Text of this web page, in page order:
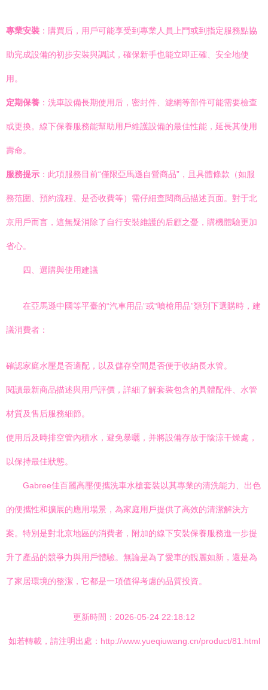
專業安裝 ：購買后，用戶可能享受到專業人員上門或到指定服務點協
助完成設備的初步安裝與調試，確保新手也能立即正確、安全地使
用。
定期保養 ：洗車設備長期使用后，密封件、濾網等部件可能需要檢查
或更換。線下保養服務能幫助用戶維護設備的最佳性能，延長其使用
壽命。
服務提示 ：此項服務目前“僅限亞馬遜自營商品”，且具體條款（如服
務范圍、預約流程、是否收費等）需仔細查閱商品描述頁面。對于北
京用戶而言，這無疑消除了自行安裝維護的后顧之憂，購機體驗更加
省心。
四、選購與使用建議
在亞馬遜中國等平臺的“汽車用品”或“噴槍用品”類別下選購時，建
議消費者：
確認家庭水壓是否適配，以及儲存空間是否便于收納長水管。
閱讀最新商品描述與用戶評價，詳細了解套裝包含的具體配件、水管
材質及售后服務細節。
使用后及時排空管內積水，避免暴曬，并將設備存放于陰涼干燥處，
以保持最佳狀態。
Gabree佳百麗高壓便攜洗車水槍套裝以其專業的清洗能力、出色
的便攜性和擴展的應用場景，為家庭用戶提供了高效的清潔解決方
案。特別是對北京地區的消費者，附加的線下安裝保養服務進一步提
升了產品的競爭力與用戶體驗。無論是為了愛車的靚麗如新，還是為
了家居環境的整潔，它都是一項值得考慮的品質投資。
更新時間：2026-05-24 22:18:12
如若轉載，請注明出處：http://www.yueqiuwang.cn/product/81.html